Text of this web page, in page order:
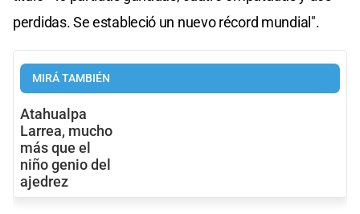
perdidas. Se estableció un nuevo récord mundial".
MIRÁ TAMBIÉN
Atahualpa
Larrea, mucho
más que el
niño genio del
ajedrez